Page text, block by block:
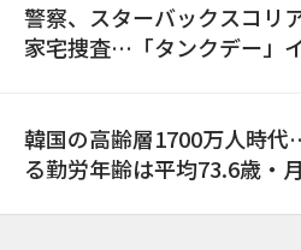
警察、スターバックスコリ
家宅捜査…「タンクデー」
韓国の高齢層1700万人時
る勤労年齢は平均73.6歳・